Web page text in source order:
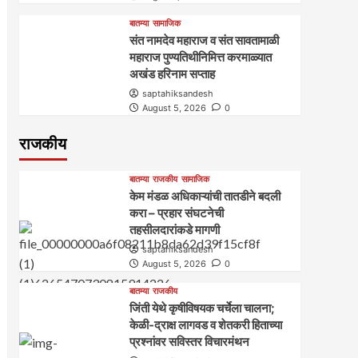
बातम्या सामाजिक
संत नामदेव महाराज व संत सावतामाळी
महाराज पुण्यतिथीनिमित्त करमाळ्यात
अखंड हरिनाम सप्ताह
saptahiksandesh
August 5, 2026
0
राजकीय
बातम्या राजकीय सामाजिक
केम मंडळ अधिकाऱ्यांची तातडीने बदली
करा – प्रहार संघटनेची
तहसीलदारांकडे मागणी
saptahiksandesh
August 5, 2026
0
बातम्या राजकीय
जिंती येथे कृषीविषयक चर्चेला चालना;
केळी-द्राक्ष लागवड व शेतकरी हिताच्या
प्रश्नांवर सविस्तर विचारमंथन